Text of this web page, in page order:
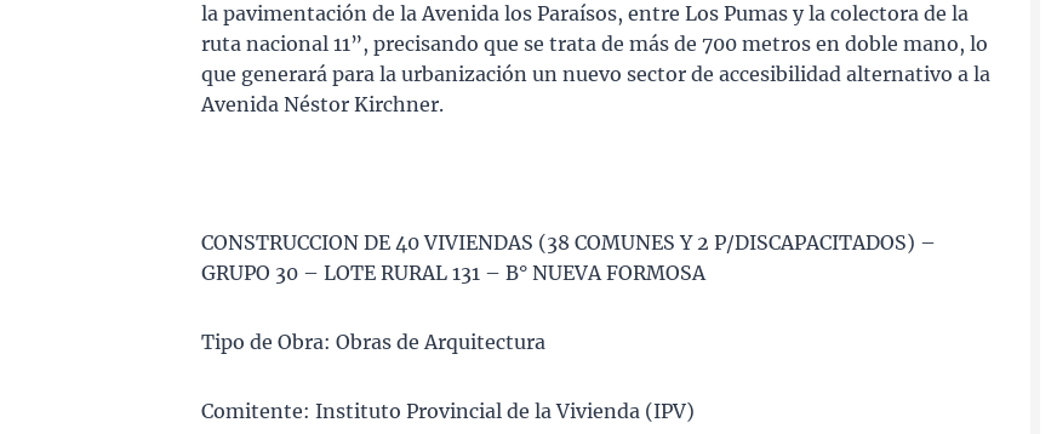
la pavimentación de la Avenida los Paraísos, entre Los Pumas y la colectora de la
ruta nacional 11”, precisando que se trata de más de 700 metros en doble mano, lo
que generará para la urbanización un nuevo sector de accesibilidad alternativo a la
Avenida Néstor Kirchner.
CONSTRUCCION DE 40 VIVIENDAS (38 COMUNES Y 2 P/DISCAPACITADOS) –
GRUPO 30 – LOTE RURAL 131 – B° NUEVA FORMOSA
Tipo de Obra: Obras de Arquitectura
Comitente: Instituto Provincial de la Vivienda (IPV)